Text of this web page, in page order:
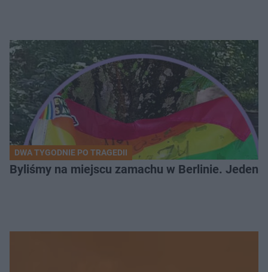
DWA TYGODNIE PO TRAGEDII
Byliśmy na miejscu zamachu w Berlinie. Jeden